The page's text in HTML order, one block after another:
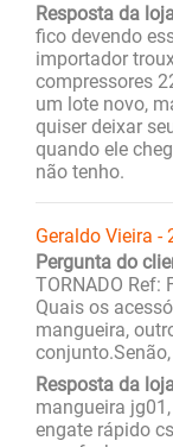
Resposta da
fico devendo
importador
compressores
um lote novo,
quiser deixar
quando ele
não tenho.
Geraldo Vieira
Pergunta do
TORNADO Ref:
Quais os
mangueira,
Resposta da
mangueira
engate rápido